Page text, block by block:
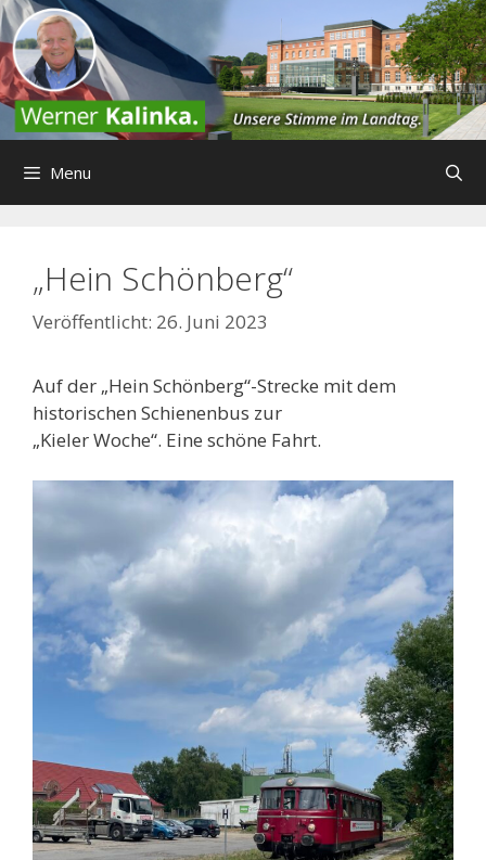
Zum
Inhalt
springen
Menu
„Hein Schönberg“
26. Juni 2023
Auf der „Hein Schönberg“-Strecke mit dem
historischen Schienenbus zur
„Kieler Woche“. Eine schöne Fahrt.